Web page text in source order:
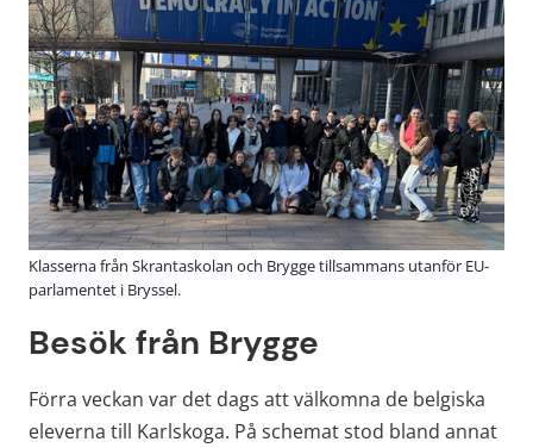
Klasserna från Skrantaskolan och Brygge tillsammans utanför EU-
parlamentet i Bryssel.
Besök från Brygge
Förra veckan var det dags att välkomna de belgiska
eleverna till Karlskoga. På schemat stod bland annat